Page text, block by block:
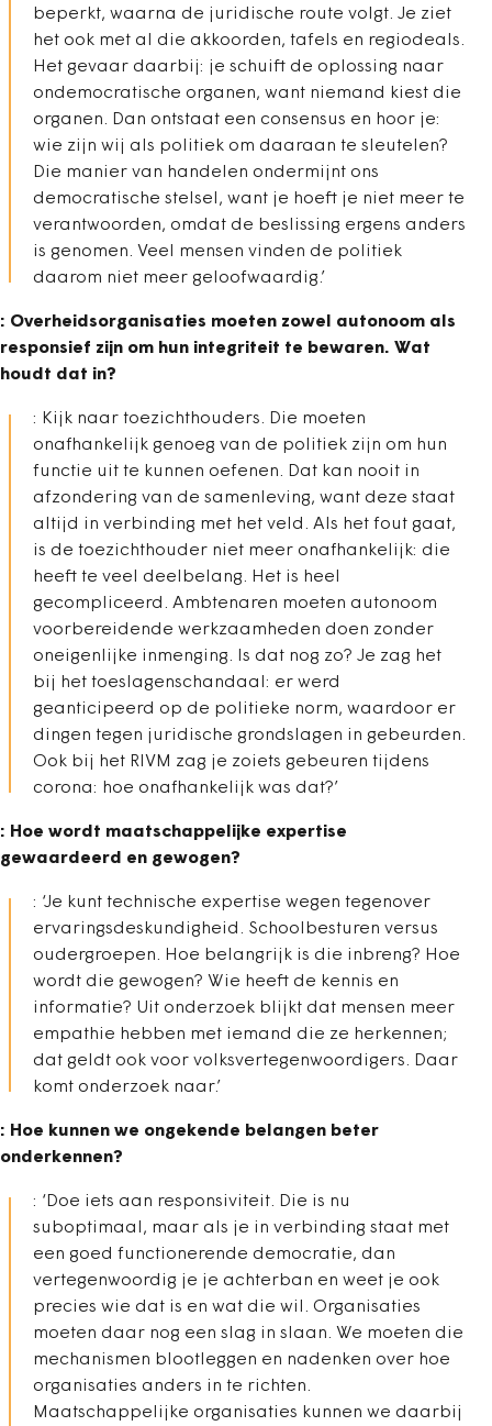
beperkt, waarna de juridische route volgt. Je ziet
het ook met al die akkoorden, tafels en regiodeals.
Het gevaar daarbij: je schuift de oplossing naar
ondemocratische organen, want niemand kiest die
organen. Dan ontstaat een consensus en hoor je:
wie zijn wij als politiek om daaraan te sleutelen?
Die manier van handelen ondermijnt ons
democratische stelsel, want je hoeft je niet meer te
verantwoorden, omdat de beslissing ergens anders
is genomen. Veel mensen vinden de politiek
daarom niet meer geloofwaardig.’
: Overheidsorganisaties moeten zowel autonoom als
responsief zijn om hun integriteit te bewaren. Wat
houdt dat in?
: Kijk naar toezichthouders. Die moeten
onafhankelijk genoeg van de politiek zijn om hun
functie uit te kunnen oefenen. Dat kan nooit in
afzondering van de samenleving, want deze staat
altijd in verbinding met het veld. Als het fout gaat,
is de toezichthouder niet meer onafhankelijk: die
heeft te veel deelbelang. Het is heel
gecompliceerd. Ambtenaren moeten autonoom
voorbereidende werkzaamheden doen zonder
oneigenlijke inmenging. Is dat nog zo? Je zag het
bij het toeslagenschandaal: er werd
geanticipeerd op de politieke norm, waardoor er
dingen tegen juridische grondslagen in gebeurden.
Ook bij het RIVM zag je zoiets gebeuren tijdens
corona: hoe onafhankelijk was dat?’
: Hoe wordt maatschappelijke expertise
gewaardeerd en gewogen?
: ‘Je kunt technische expertise wegen tegenover
ervaringsdeskundigheid. Schoolbesturen versus
oudergroepen. Hoe belangrijk is die inbreng? Hoe
wordt die gewogen? Wie heeft de kennis en
informatie? Uit onderzoek blijkt dat mensen meer
empathie hebben met iemand die ze herkennen;
dat geldt ook voor volksvertegenwoordigers. Daar
komt onderzoek naar.’
: Hoe kunnen we ongekende belangen beter
onderkennen?
: ‘Doe iets aan responsiviteit. Die is nu
suboptimaal, maar als je in verbinding staat met
een goed functionerende democratie, dan
vertegenwoordig je je achterban en weet je ook
precies wie dat is en wat die wil. Organisaties
moeten daar nog een slag in slaan. We moeten die
mechanismen blootleggen en nadenken over hoe
organisaties anders in te richten.
Maatschappelijke organisaties kunnen we daarbij